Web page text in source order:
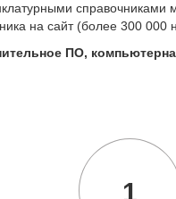
справочниками
на сайт (более 300 000
ПО,
1